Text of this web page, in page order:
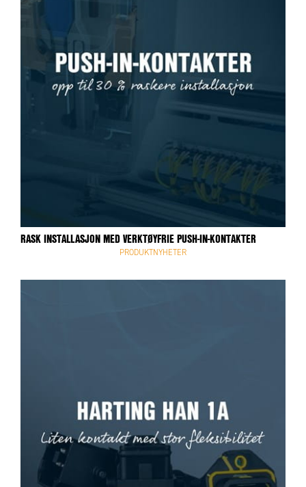
RASK INSTALLASJON MED VERKTØYFRIE PUSH-IN-KONTAKTER
PRODUKTNYHETER